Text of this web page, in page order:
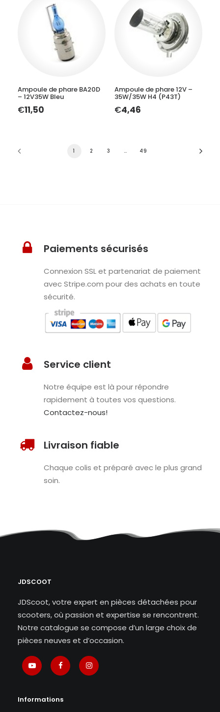
Ampoule de phare BA20D
– 12V35W Bleu
€11,50
Ampoule de phare 12V –
35W/35W H4 (P43T)
€4,46
1 2 3 … 49
Paiements sécurisés
Connexion SSL et partenariat de paiement
avec Stripe.com pour des achats en toute
sécurité.
Service client
Notre équipe est là pour répondre
rapidement à toutes vos questions.
Contactez-nous!
Livraison fiable
Chaque colis et préparé avec le plus grand
soin.
JDSCOOT
JDScoot, votre expert en pièces détachées pour
scooters, où passion et expertise se rencontrent.
Notre catalogue se compose d’un large choix de
pièces neuves et d’occasion.
Informations